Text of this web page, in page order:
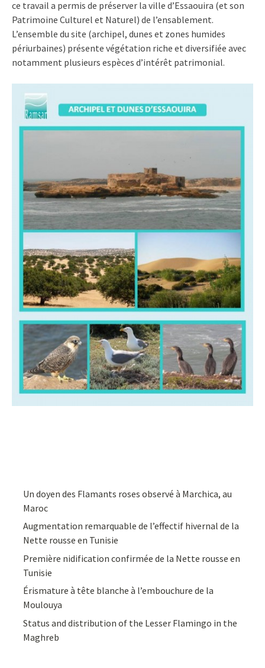
ce travail a permis de préserver la ville d’Essaouira (et son
Patrimoine Culturel et Naturel) de l’ensablement.
L’ensemble du site (archipel, dunes et zones humides
périurbaines) présente végétation riche et diversifiée avec
notamment plusieurs espèces d’intérêt patrimonial.
Un doyen des Flamants roses observé à Marchica, au
Maroc
Augmentation remarquable de l’effectif hivernal de la
Nette rousse en Tunisie
Première nidification confirmée de la Nette rousse en
Tunisie
Érismature à tête blanche à l’embouchure de la
Moulouya
Status and distribution of the Lesser Flamingo in the
Maghreb